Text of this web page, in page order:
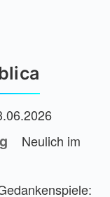
Neulich im